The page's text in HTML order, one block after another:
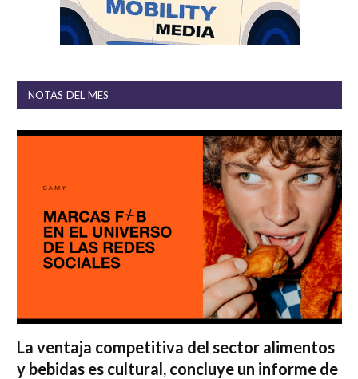
NOTAS DEL MES
La ventaja competitiva del sector alimentos
y bebidas es cultural, concluye un informe de